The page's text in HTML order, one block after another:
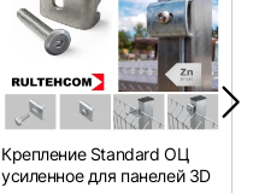
Крепление Standard ОЦ
усиленное для панелей 3D